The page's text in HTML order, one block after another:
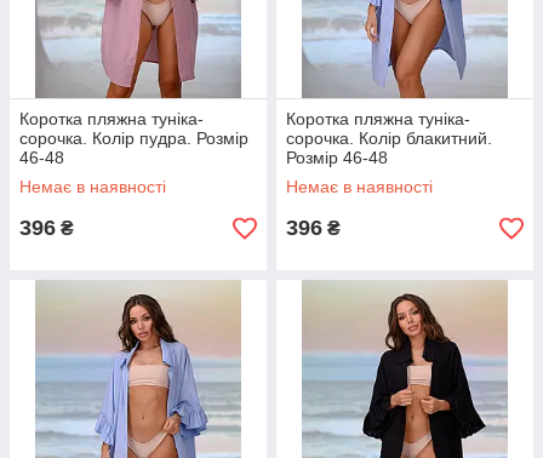
Коротка пляжна туніка-
сорочка. Колір пудра. Розмір
46-48
Немає в наявності
396 ₴
Коротка пляжна туніка-
сорочка. Колір блакитний.
Розмір 46-48
Немає в наявності
396 ₴